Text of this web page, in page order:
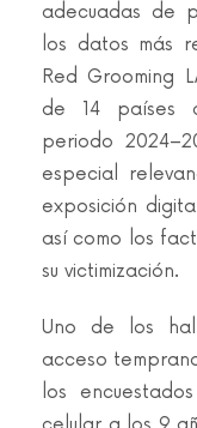
adecuadas de
los datos más
Red Grooming
de 14 países
periodo
especial
exposición
así como los
su victimización.
Uno de los
acceso
los